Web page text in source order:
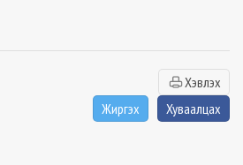
Хэвлэх
Жиргэх
Хуваалцах